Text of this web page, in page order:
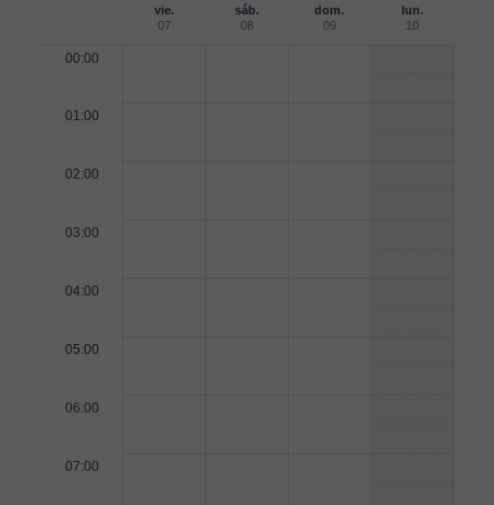
vie.
07
sáb.
08
dom.
09
lun.
10
00:00
01:00
02:00
03:00
04:00
05:00
06:00
07:00